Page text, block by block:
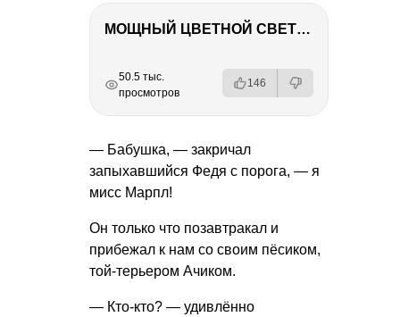
МОЩНЫЙ ЦВЕТНОЙ СВЕТ – NANLITE FC-500C
РЕКЛАМА
РЕКЛАМА
РЕКЛАМА
РЕКЛАМА
50.5 тыс.
просмотров
146
— Бабушка, — закричал
запыхавшийся Федя с порога, — я
мисс Марпл!
Он только что позавтракал и
прибежал к нам со своим пёсиком,
той-терьером Ачиком.
— Кто-кто? — удивлённо